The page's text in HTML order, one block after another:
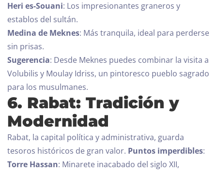
Heri es-Souani: Los impresionantes graneros y
establos del sultán.
Medina de Meknes: Más tranquila, ideal para perderse
sin prisas.
Sugerencia: Desde Meknes puedes combinar la visita a
Volubilis y Moulay Idriss, un pintoresco pueblo sagrado
para los musulmanes.
6. Rabat: Tradición y
Modernidad
Rabat, la capital política y administrativa, guarda
tesoros históricos de gran valor. Puntos imperdibles:
Torre Hassan: Minarete inacabado del siglo XII,